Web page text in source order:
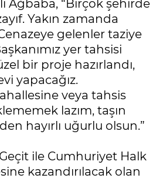
Ağbaba, “Birçok şehirde
Yakın zamanda
gelenler taziye
yer tahsisi
bir proje hazırlandı,
yapacağız.
veya tahsis
lazım, taşın
hayırlı uğurlu olsun.”
ile Cumhuriyet Halk
kazandırılacak olan